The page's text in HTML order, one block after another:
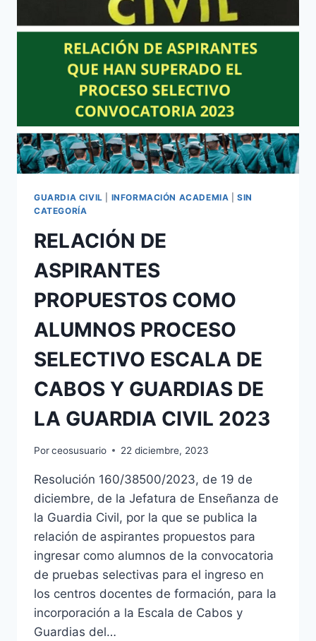
EVALUACIÓN
Y
ASCENSOS
Y
ORDENACIÓN
DE
ENSEÑANZA
GUARDIA CIVIL INFORMACIÓN ACADEMIA |SIN
CATEGORÍA
RELACIÓN DE
ASPIRANTES
PROPUESTOS COMO
ALUMNOS PROCESO
SELECTIVO ESCALA DE
CABOS Y GUARDIAS DE
LA GUARDIA CIVIL 2023
Porceosusuario 22 diciembre, 2023
Resolución 160/38500/2023, de 19 de
diciembre, de la Jefatura de Enseñanza de
la Guardia Civil, por la que se publica la
relación de aspirantes propuestos para
ingresar como alumnos de la convocatoria
de pruebas selectivas para el ingreso en
los centros docentes de formación, para la
incorporación a la Escala de Cabos y
Guardias del…